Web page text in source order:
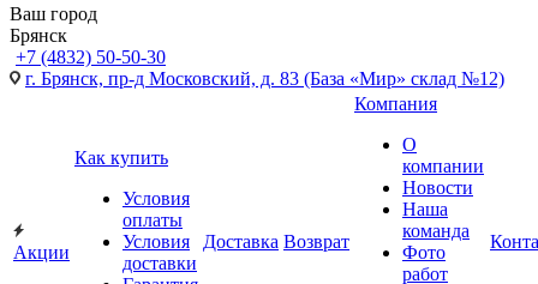
Ваш город
Брянск
+7 (4832) 50-50-30
г. Брянск, пр-д Московский, д. 83 (База «Мир» склад №12)
Акции
Как купить
Условия
оплаты
Условия
доставки
Доставка Возврат
Компания
О
компании
Новости
Наша
команда
Фото
работ